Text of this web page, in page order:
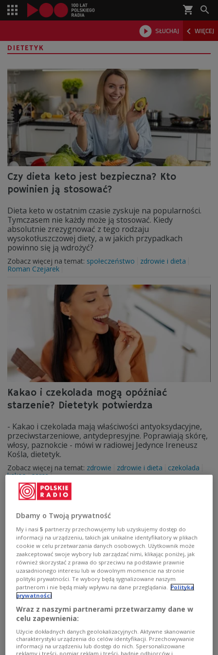
shopping_cart 
 SŁUCHAJ  WIĘCEJ

DIETETYK
Czy dieta keto jest bezpieczna? Kto
powinien ją stosować?
Dieta keto w ostatnim czasie zyskuje na popularności.
Tymczasem nie każdy może ją stosować. Kiedy
absolutnie zrezygnować z tego rodzaju
wysokotłuszczowej diety, a w jakich przypadkach
powinno się ją wdrożyć?
Zobacz więcej na temat: społeczeństwo
zdrowie i dieta
Roman Czejarek
Kakao i czekolada mogą opóźniać
starzenie? Dietetyk potwierdza
- Kakao i czekolada mają właściwości antyoksydacyjne,
przeciwstarzeniowe, antydepresyjne. Poprawiają skórę,
włosy, paznokcie - mówi w radiowej Jedynce Ireneusz
Kośla, dietetyk.
Zobacz więcej na temat: zdrowie zdrowie i dieta
czekolada
kakao serce
Noworoczna dieta. Jak wytrwać w
postanowieniach dłużej niż dwa tygodnie?
- Dieta od 1 stycznia, nie jem w ogóle słodyczy - to jest
prosta droga, żebyśmy po dwóch, trzech tygodniach
zarzucili te postanowienia - mówi w Czwórce Mateusz
Dbamy o Twoją prywatność
My i nasi5 partnerzy przechowujemy lub uzyskujemy dostęp do
informacji na urządzeniu, takich jak unikalne identyfikatory w plikach
cookie w celu przetwarzania danych osobowych. Użytkownik może
zaakceptować swoje wybory lub zarządzać nimi, klikając poniżej, jak
również skorzystać z prawa do sprzeciwu na podstawie prawnie
uzasadnionego interesu lub w dowolnym momencie na stronie
polityki prywatności. Te wybory będą sygnalizowane naszym
partnerom i nie będą miały wpływu na dane przeglądania.
Polityka
prywatności
Wraz z naszymi partnerami przetwarzamy dane w
celu zapewnienia:
Użycie dokładnych danych geolokalizacyjnych. Aktywne skanowanie
charakterystyki urządzenia do celów identyfikacji. Przechowywanie
informacji na urządzeniu lub dostęp do nich. Spersonalizowane
reklamy i treści, pomiar reklam i treści, badnie odbiorców i